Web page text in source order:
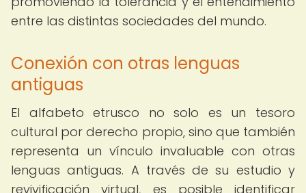
entre las distintas sociedades del mundo.
Conexión con otras lenguas
antiguas
El alfabeto etrusco no solo es un tesoro
cultural por derecho propio, sino que también
representa un vínculo invaluable con otras
lenguas antiguas. A través de su estudio y
revivificación virtual, es posible identificar